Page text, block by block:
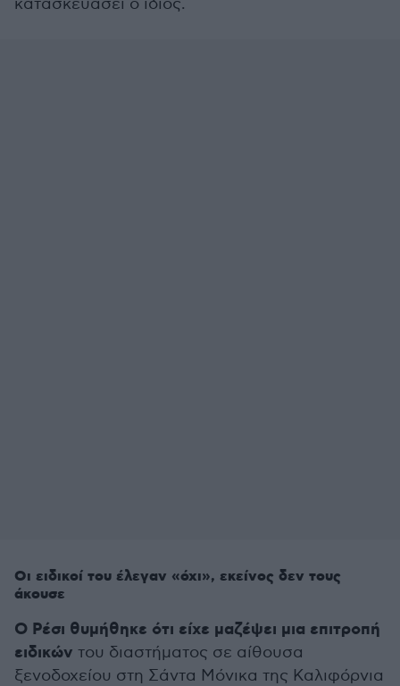
κατασκευάσει ο ίδιος.
Οι ειδικοί του έλεγαν «όχι», εκείνος δεν τους
άκουσε
Ο Ρέσι θυμήθηκε ότι είχε μαζέψει μια επιτροπή
ειδικών του διαστήματος σε αίθουσα
ξενοδοχείου στη Σάντα Μόνικα της Καλιφόρνια